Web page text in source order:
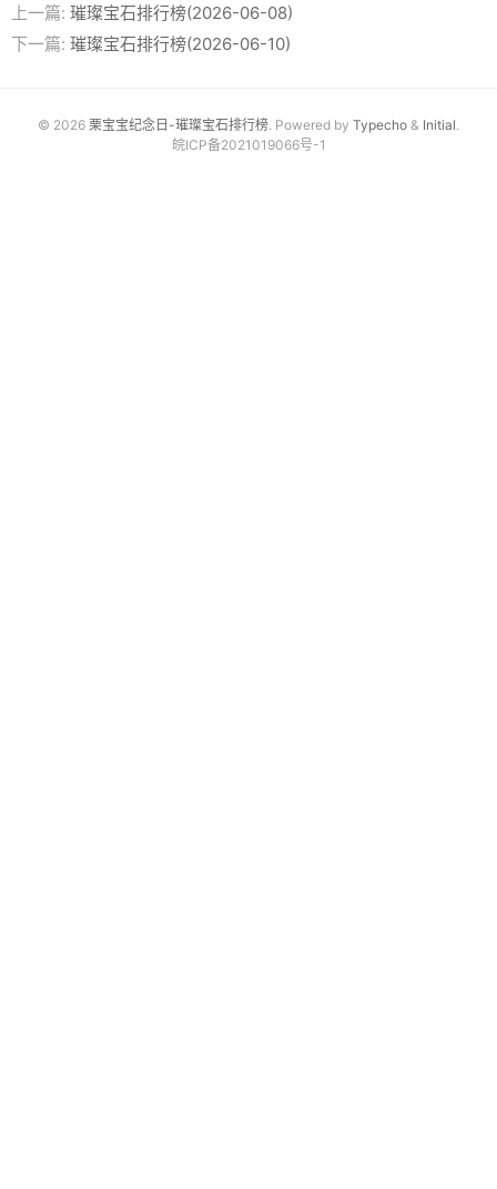
上一篇: 璀璨宝石排行榜(2026-06-08)
下一篇: 璀璨宝石排行榜(2026-06-10)
© 2026 栗宝宝纪念日-璀璨宝石排行榜. Powered by Typecho & Initial.
皖ICP备2021019066号-1